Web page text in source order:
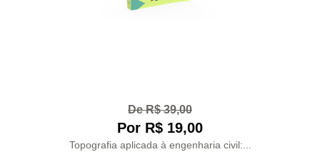
De R$ 39,00
Por R$ 19,00
Topografia aplicada à engenharia civil:...